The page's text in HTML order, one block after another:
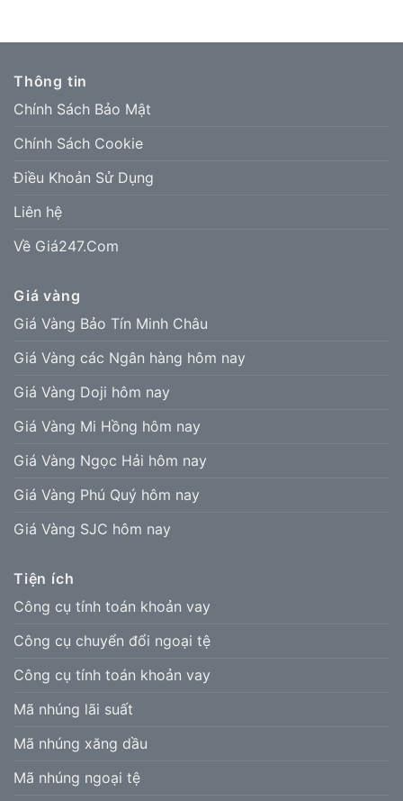
Thông tin
Chính Sách Bảo Mật
Chính Sách Cookie
Điều Khoản Sử Dụng
Liên hệ
Về Giá247.Com
Giá vàng
Giá Vàng Bảo Tín Minh Châu
Giá Vàng các Ngân hàng hôm nay
Giá Vàng Doji hôm nay
Giá Vàng Mi Hồng hôm nay
Giá Vàng Ngọc Hải hôm nay
Giá Vàng Phú Quý hôm nay
Giá Vàng SJC hôm nay
Tiện ích
Công cụ tính toán khoản vay
Công cụ chuyển đổi ngoại tệ
Công cụ tính toán khoản vay
Mã nhúng lãi suất
Mã nhúng xăng dầu
Mã nhúng ngoại tệ